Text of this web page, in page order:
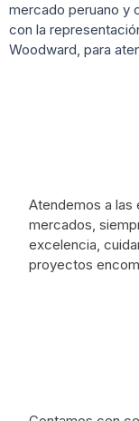
mercado peruano y
con la
Woodward, para
Atendemos a las
mercados,
excelencia, c
proyectos